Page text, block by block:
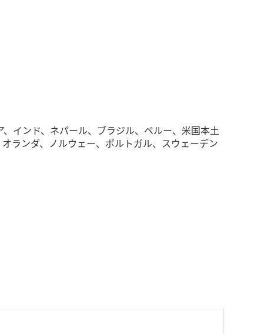
インド、ネパール、ブラジル、ペルー、米国本土
ランダ、ノルウェー、ポルトガル、スウェーデン